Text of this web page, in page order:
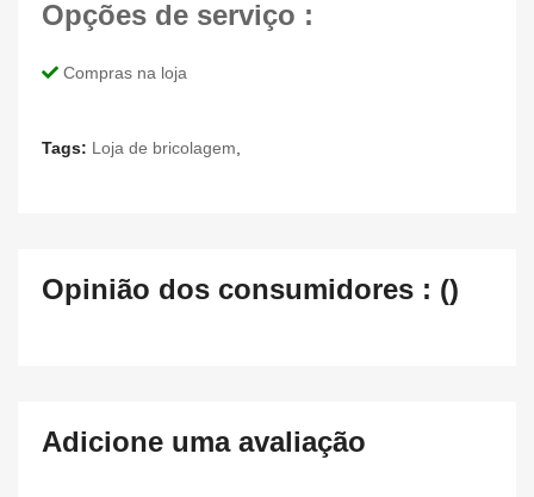
Opções de serviço :
Compras na loja
Tags: Loja de bricolagem
Opinião dos consumidores : ()
Adicione uma avaliação